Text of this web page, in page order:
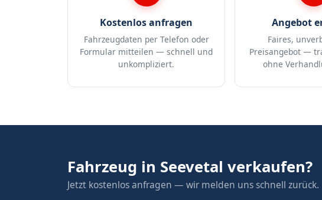
Kostenlos anfragen
Fahrzeugdaten per Telefon oder
Formular mitteilen — schnell und
unkompliziert.
Angebot
Faires,
Preisangebot —
ohne
Fahrzeug in Seevetal verkaufen?
Jetzt kostenlos anfragen — wir melden uns schnell zurück.